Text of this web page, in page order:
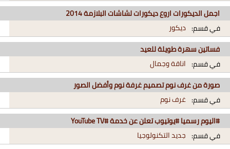
اجمل الديكورات اروع ديكورات لشاشات البلازمة 2014
في قسم: ديكور
فساتين سهرة طويلة للعيد
في قسم: اناقة وجمال
صورة من غرف نوم تصميم غرفة نوم وأفضل الصور
في قسم: غرف نوم
#اليوم رسميا #يوتيوب تعلن عن خدمة #YouTube TV
في قسم: جديد التكنولوجيا